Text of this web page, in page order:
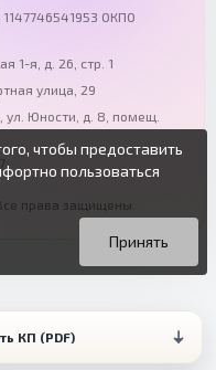
КП (PDF)
ОКПО
1-я, д. 26, стр. 1
улица, 29
ул. Юности, д. 8, помещ.
права защищены.
чтобы предоставить
пользоваться
файлах в открытых
браузера.
без изменения
ваших cookie-
Принять